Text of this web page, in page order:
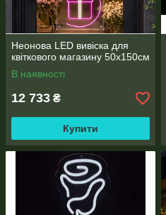
Неонова LED вивіска для
квіткового магазину 50х150см
В наявності
12 733 ₴
Купити